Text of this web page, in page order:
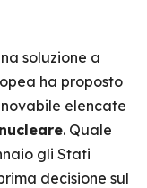
soluzione a
ha proposto
elencate
. Quale
gli Stati
decisione sul